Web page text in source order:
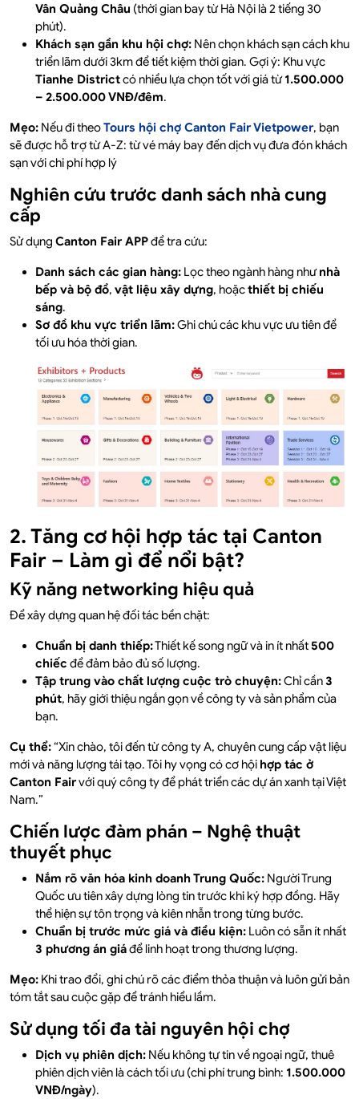
Vân Quảng Châu (thời gian bay từ Hà Nội là 2 tiếng 30
phút).
Khách sạn gần khu hội chợ: Nên chọn khách sạn cách khu
triển lãm dưới 3km để tiết kiệm thời gian. Gợi ý: Khu vực
Tianhe Districtcó nhiều lựa chọn tốt với giá từ1.500.000
– 2.500.000 VNĐ/đêm.
Mẹo: Nếu đi theoTours hội chợ Canton Fair Vietpower, bạn
sẽ được hỗ trợ từ A-Z: từ vé máy bay đến dịch vụ đưa đón khách
sạn với chi phí hợp lý
Nghiên cứu trước danh sách nhà cung
cấp
Sử dụng Canton Fair APPđể tra cứu:
Danh sách các gian hàng: Lọc theo ngành hàng nhưnhà
bếp và bộ đồ, vật liệu xây dựng, hoặcthiết bị chiếu
sáng.
Sơ đồ khu vực triển lãm:Ghi chú các khu vực ưu tiên để
tối ưu hóa thời gian.
2. Tăng cơ hội hợp tác tại Canton
Fair – Làm gì để nổi bật?
Kỹ năng networking hiệu quả
Để xây dựng quan hệ đối tác bền chặt:
Chuẩn bị danh thiếp:Thiết kế song ngữ và in ít nhất500
chiếc để đảm bảo đủ số lượng.
Tập trung vào chất lượng cuộc trò chuyện:Chỉ cần3
phút, hãy giới thiệu ngắn gọn về công ty và sản phẩm của
bạn.
Cụ thể:“Xin chào, tôi đến từ công ty A, chuyên cung cấp vật liệu
mới và năng lượng tái tạo. Tôi hy vọng có cơ hội hợp tác ở
Canton Fairvới quý công ty để phát triển các dự án xanh tại Việt
Nam.”
Chiến lược đàm phán – Nghệ thuật
thuyết phục
Nắm rõ văn hóa kinh doanh Trung Quốc: Người Trung
Quốc ưu tiên xây dựng lòng tin trước khi ký hợp đồng. Hãy
thể hiện sự tôn trọng và kiên nhẫn trong từng bước.
Chuẩn bị trước mức giá và điều kiện: Luôn có sẵn ít nhất
3 phương án giáđể linh hoạt trong thương lượng.
Mẹo: Khi trao đổi, ghi chú rõ các điểm thỏa thuận và luôn gửi bản
tóm tắt sau cuộc gặp để tránh hiểu lầm.
Sử dụng tối đa tài nguyên hội chợ
Dịch vụ phiên dịch: Nếu không tự tin về ngoại ngữ, thuê
phiên dịch viên là cách tối ưu (chi phí trung bình: 1.500.000
VNĐ/ngày).